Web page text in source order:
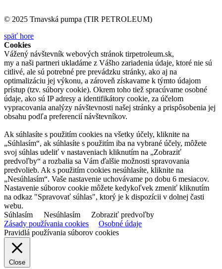
© 2025 Trnavská pumpa (TIR PETROLEUM)
späť hore
Cookies
Vážený návštevník webových stránok tirpetroleum.sk,
my a naši partneri ukladáme z Vášho zariadenia údaje, ktoré nie sú
citlivé, ale sú potrebné pre prevádzku stránky, ako aj na
optimalizáciu jej výkonu, a zároveň získavame k týmto údajom
prístup (tzv. súbory cookie). Okrem toho tiež spracúvame osobné
údaje, ako sú IP adresy a identifikátory cookie, za účelom
vypracovania analýzy návštevnosti našej stránky a prispôsobenia jej
obsahu podľa preferencií návštevníkov.
Ak súhlasíte s použitím cookies na všetky účely, kliknite na
„Súhlasím“, ak súhlasíte s použitím iba na vybrané účely, môžete
svoj súhlas udeliť v nastaveniach kliknutím na „Zobraziť
predvoľby“ a rozbalia sa Vám ďalšie možnosti spravovania
predvolieb. Ak s použitím cookies nesúhlasíte, kliknite na
„Nesúhlasím“. Vaše nastavenie uchovávame po dobu 6 mesiacov.
Nastavenie súborov cookie môžete kedykoľvek zmeniť kliknutím
na odkaz "Spravovať súhlas", ktorý je k dispozícii v dolnej časti
webu.
Súhlasím
Nesúhlasím
Zobraziť predvoľby
Zásady používania cookies
Osobné údaje
Pravidlá používania súborov cookies
Close